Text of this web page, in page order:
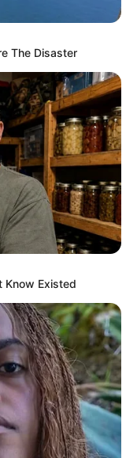
The Disaster
Know Existed